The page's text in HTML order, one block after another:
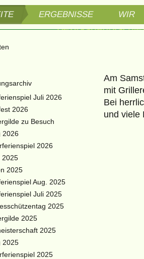
ERGEBNISSE WIR
3.
Am
mit
Bei
und viele
Juli 2026
2026
zu Besuch
2026
2026
2025
2025
Aug. 2025
Juli 2025
2025
2025
2025
2025
2025